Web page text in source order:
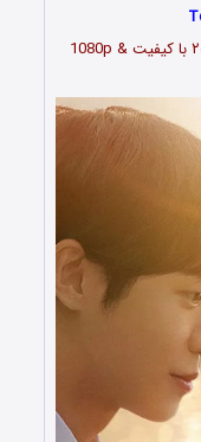
حتی اگر این عشق امشب ناپدید شود ۲۰۲۵ با کیفیت 1080p &